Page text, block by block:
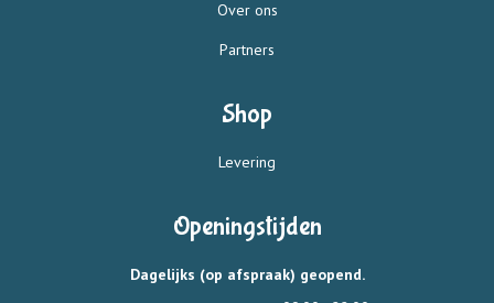
Over ons
Partners
Shop
Levering
Openingstijden
Dagelijks (op afspraak) geopend.